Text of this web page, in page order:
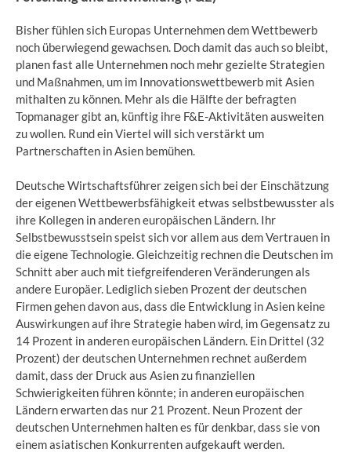
Bisher fühlen sich Europas Unternehmen dem Wettbewerb
noch überwiegend gewachsen. Doch damit das auch so bleibt,
planen fast alle Unternehmen noch mehr gezielte Strategien
und Maßnahmen, um im Innovationswettbewerb mit Asien
mithalten zu können. Mehr als die Hälfte der befragten
Topmanager gibt an, künftig ihre F&E-Aktivitäten ausweiten
zu wollen. Rund ein Viertel will sich verstärkt um
Partnerschaften in Asien bemühen.
Deutsche Wirtschaftsführer zeigen sich bei der Einschätzung
der eigenen Wettbewerbsfähigkeit etwas selbstbewusster als
ihre Kollegen in anderen europäischen Ländern. Ihr
Selbstbewusstsein speist sich vor allem aus dem Vertrauen in
die eigene Technologie. Gleichzeitig rechnen die Deutschen im
Schnitt aber auch mit tiefgreifenderen Veränderungen als
andere Europäer. Lediglich sieben Prozent der deutschen
Firmen gehen davon aus, dass die Entwicklung in Asien keine
Auswirkungen auf ihre Strategie haben wird, im Gegensatz zu
14 Prozent in anderen europäischen Ländern. Ein Drittel (32
Prozent) der deutschen Unternehmen rechnet außerdem
damit, dass der Druck aus Asien zu finanziellen
Schwierigkeiten führen könnte; in anderen europäischen
Ländern erwarten das nur 21 Prozent. Neun Prozent der
deutschen Unternehmen halten es für denkbar, dass sie von
einem asiatischen Konkurrenten aufgekauft werden.